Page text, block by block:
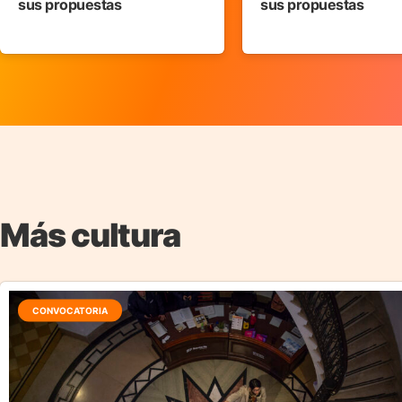
sus propuestas sus propuestas
Más cultura
CONVOCATORIA